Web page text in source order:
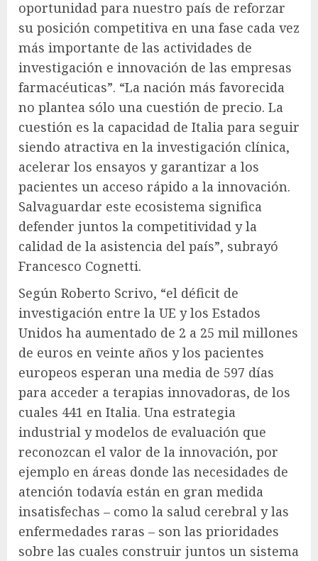
oportunidad para nuestro país de reforzar
su posición competitiva en una fase cada vez
más importante de las actividades de
investigación e innovación de las empresas
farmacéuticas”. “La nación más favorecida
no plantea sólo una cuestión de precio. La
cuestión es la capacidad de Italia para seguir
siendo atractiva en la investigación clínica,
acelerar los ensayos y garantizar a los
pacientes un acceso rápido a la innovación.
Salvaguardar este ecosistema significa
defender juntos la competitividad y la
calidad de la asistencia del país”, subrayó
Francesco Cognetti.
Según Roberto Scrivo, “el déficit de
investigación entre la UE y los Estados
Unidos ha aumentado de 2 a 25 mil millones
de euros en veinte años y los pacientes
europeos esperan una media de 597 días
para acceder a terapias innovadoras, de los
cuales 441 en Italia. Una estrategia
industrial y modelos de evaluación que
reconozcan el valor de la innovación, por
ejemplo en áreas donde las necesidades de
atención todavía están en gran medida
insatisfechas – como la salud cerebral y las
enfermedades raras – son las prioridades
sobre las cuales construir juntos un sistema